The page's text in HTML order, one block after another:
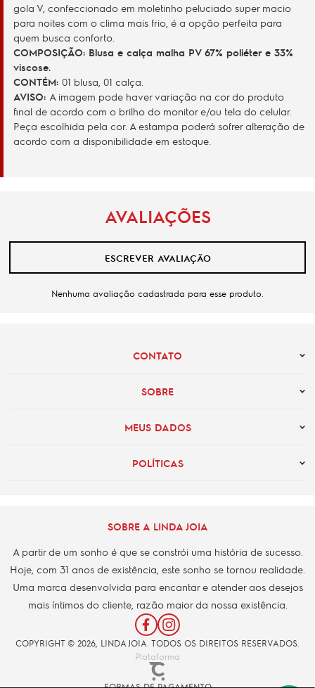
gola V, confeccionado em moletinho peluciado super macio
para noites com o clima mais frio, é a opção perfeita para
quem busca conforto.
COMPOSIÇÃO: Blusa e calça malha PV 67% poliéter e 33%
viscose.
CONTÉM: 01 blusa, 01 calça.
AVISO: A imagem pode haver variação na cor do produto
final de acordo com o brilho do monitor e/ou tela do celular.
Peça escolhida pela cor. A estampa poderá sofrer alteração de
acordo com a disponibilidade em estoque.
AVALIAÇÕES
ESCREVER AVALIAÇÃO
Nenhuma avaliação cadastrada para esse produto.
CONTATO
SOBRE
MEUS DADOS
POLÍTICAS
SOBRE A LINDA JOIA
A partir de um sonho é que se constrói uma história de sucesso.
Hoje, com 31 anos de existência, este sonho se tornou realidade.
Uma marca desenvolvida para encantar e atender aos desejos
mais íntimos do cliente, razão maior da nossa existência.
COPYRIGHT © 2026, LINDA JOIA. TODOS OS DIREITOS RESERVADOS.
Plataforma